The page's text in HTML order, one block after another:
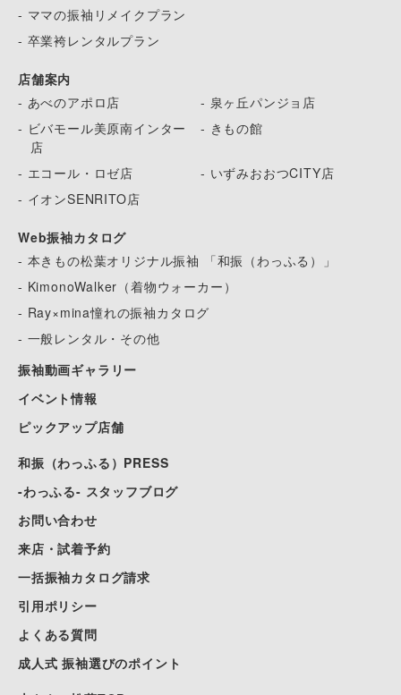
- ママの振袖リメイクプラン
- 卒業袴レンタルプラン
店舗案内
- あべのアポロ店
- 泉ヶ丘パンジョ店
- ビバモール美原南インター
店
- きもの館
- エコール・ロゼ店
- いずみおおつCITY店
- イオンSENRITO店
Web振袖カタログ
- 本きもの松葉オリジナル振袖 「和振（わっふる）」
- KimonoWalker（着物ウォーカー）
- Ray×mina憧れの振袖カタログ
- 一般レンタル・その他
振袖動画ギャラリー
イベント情報
ピックアップ店舗
和振（わっふる）PRESS
-わっふる- スタッフブログ
お問い合わせ
来店・試着予約
一括振袖カタログ請求
引用ポリシー
よくある質問
成人式 振袖選びのポイント